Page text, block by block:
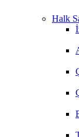
Halk